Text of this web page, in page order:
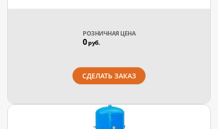
РОЗНИЧНАЯ ЦЕНА
0руб.
СДЕЛАТЬ ЗАКАЗ